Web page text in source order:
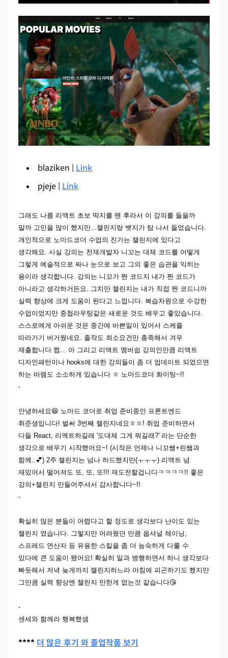
blaziken | Link
pjeje | Link
그래도 나름 리액트 초보 딱지를 뗀 후라서 이 강의를 들을까
말까 고민을 많이 했지만...챌린지랑 뱃지가 탐 나서 들었습니다.
개인적으로 노마드코더 수업의 진가는 챌린지에 있다고
생각해요. 사실 강의는 천재개발자 니꼬는 대체 코드를 어떻게
그렇게 예술적으로 짜나 눈으로 보고 그의 좋은 습관을 익히는
용이라 생각합니다. 강의는 니꼬가 짠 코드지 내가 짠 코드가
아니라고 생각하거든요. 그치만 챌린지는 내가 직접 짠 코드니까
실력 향상에 크게 도움이 된다고 느낍니다. 복습차원으로 수강한
수업이었지만 중첩라우팅같은 새로운 것도 배우고 좋았습니다.
스스로에게 아쉬운 것은 중간에 바쁜일이 있어서 스케쥴
따라가기 버거웠네요. 졸작도 최소요건만 충족해서 겨우
제출합니다 쩝... 아 그리고 리액트 멤버쉽 강의인만큼 리액트
디자인패턴이나 hooks에 대한 강의들이 좀 더 업데이트 되었으면
하는 바램도 소소하게 있습니다 ㅎ 노마드코더 화이팅~!!
-
안녕하세요😆 노마드 코더로 취업 준비중인 프론트엔드
취준생입니다! 벌써 3번째 챌린지네요ㅎㅎ! 취업 준비하면서
다들 React, 리액트하길래 '도대체 그게 뭐길래?' 라는 단순한
생각으로 배우기 시작했어요~! (시작은 언제나 니꼬쌤+린쌤과
함께..💕) 2주 챌린지는 넘나 하드했지만(ㅜㅜㅜ) 리액트 넘
재밌어서 떨어져도 또, 또, 또!!! 재도전할겁니다ㅋㅋㅋㅋ!! 좋은
강의+챌린지 만들어주셔서 감사합니다~!!
-
확실히 많은 분들이 어렵다고 할 정도로 생각보다 난이도 있는
챌린지 였습니다. 그렇지만 어려웠던 만큼 옵셔널 체이닝,
스프레드 연산자 등 유용한 스킬을 좀 더 능숙하게 다룰 수
있다에 큰 도움이 됐어요! 확실히 일과 병행하면서 하니 생각보다
빠듯해서 저녁 늦게까지 챌린지하느라 아침에 피곤하기도 했지만
그만큼 실력 향상엔 챌린지 만한게 없는것 같습니다😘
-
센세와 함께라 행복했셈
**** 더 많은 후기 와 졸업작품 보기